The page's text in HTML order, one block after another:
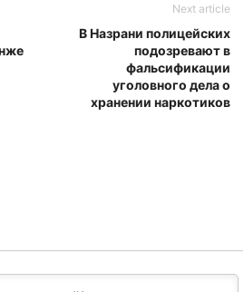
Next article
В Назрани полицейских
подозревают в
фальсификации
уголовного дела о
хранении наркотиков